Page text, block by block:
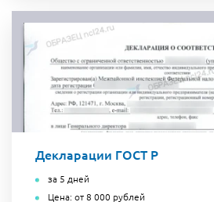
Декларации ГОСТ Р
за 5 дней
Цена: от 8 000 рублей